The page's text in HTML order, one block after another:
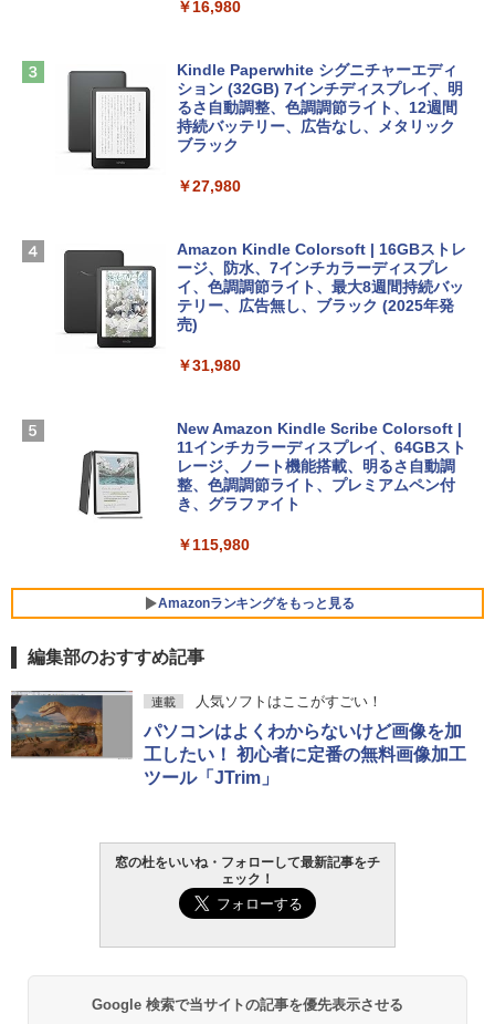
￥2,952
Apple 2026 MacBook Air M5チップ搭載
13インチノートブック：AIとApple Intell
igence、13.6インチLiquid Retinaディ
スプレイ、16GBユニファイドメモリ、1
TB SSDストレージ、12MPセンターフレ
D - ミッドナイト
【Amazon.co.jp限定】 HP ノートパソコ
ン 15-fd 15.6インチ 16GBメモリ 512GB
SSD インテル Core 5
￥129,800
FMV ノートパソコン WE1-K3 (MS 365 P
ersonal/Copilotキー搭載/Win 11/15.6型/
Core i5/16GB/SSD 512GB/ホワイト) FM
VWK3E15W_AZ
4(最新 永続版)|オンラインコード版|Wind
ows11、10/mac対応|PC2台
￥39,582
Robloxギフトカード - 2,000 Robux 【限
ラインコード版
￥3,200
ト): Java & Bedrock Edition | オンライ
￥3,600
ClaudeCode いちばんやさしい 教科書:
にもKindle出版にも！ 非エンジニアのた
めのAIコーディング入門シリーズ
￥99
1冊ですべて身につくHTML & CSSとWe
￥1,292
FM TOWNS ハイパー・カタログ: 本体ハ
ェクトリストと最新エミュレータ紹介
￥16,980
Kindle Paperwhite シグニチャーエディ
ション (32GB) 7インチディスプレイ、明
るさ自動調整、色調調節ライト、12週間
持続バッテリー、広告なし、メタリック
ブラック
￥27,980
Amazon Kindle Colorsoft | 16GBストレ
ージ、防水、7インチカラーディスプレ
イ、色調調節ライト、最大8週間持続バッ
テリー、広告無し、ブラック (2025年発
売)
￥31,980
New Amazon Kindle Scribe Colorsoft |
11インチカラーディスプレイ、64GBスト
レージ、ノート機能搭載、明るさ自動調
整、色調調節ライト、プレミアムペン付
き、グラファイト
￥115,980
Amazonランキングをもっと見る
編集部のおすすめ記事
連載 人気ソフトはここがすごい！
パソコンはよくわからないけど画像を加
工したい！ 初心者に定番の無料画像加工
ツール「JTrim」
窓の杜をいいね・フォローして最新記事をチ
ェック！
Google 検索で当サイトの記事を優先表示させる